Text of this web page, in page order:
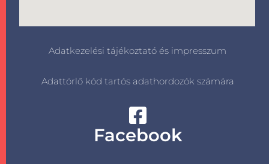
Adatkezelési tájékoztató és impresszum
Adattörlő kód tartós adathordozók számára
Facebook